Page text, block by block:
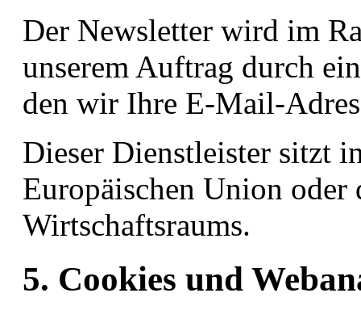
Der Newsletter wird im
unserem Auftrag durch
den wir Ihre E-Mail-
Dieser Dienstleister sitzt
Europäischen Union oder
Wirtschaftsraums.
5. Cookies und